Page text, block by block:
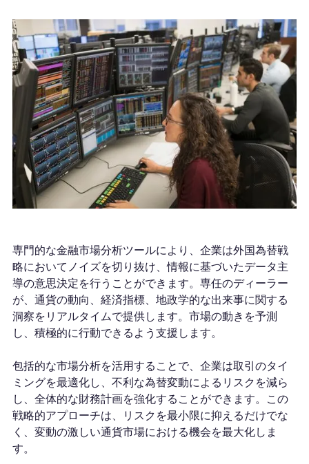
専門的な金融市場分析ツールにより、企業は外国為替戦
略においてノイズを切り抜け、情報に基づいたデータ主
導の意思決定を行うことができます。専任のディーラー
が、通貨の動向、経済指標、地政学的な出来事に関する
洞察をリアルタイムで提供します。市場の動きを予測
し、積極的に行動できるよう支援します。
包括的な市場分析を活用することで、企業は取引のタイ
ミングを最適化し、不利な為替変動によるリスクを減ら
し、全体的な財務計画を強化することができます。この
戦略的アプローチは、リスクを最小限に抑えるだけでな
く、変動の激しい通貨市場における機会を最大化しま
す。